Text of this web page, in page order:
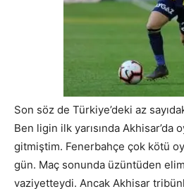
Son söz de Türkiye’deki az
Ben ligin ilk yarısında Akhisar’da
gitmiştim. Fenerbahçe çok kötü
gün. Maç sonunda üzüntüden elim
vaziyetteydi. Ancak Akhisar